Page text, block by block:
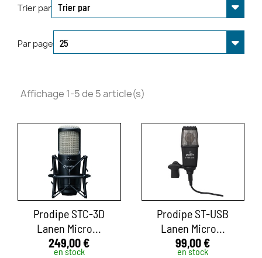
Trier par
Par page
Affichage 1-5 de 5 article(s)
Prodipe STC-3D
Lanen Micro...
249,00 €
en stock
Prodipe ST-USB
Lanen Micro...
99,00 €
en stock